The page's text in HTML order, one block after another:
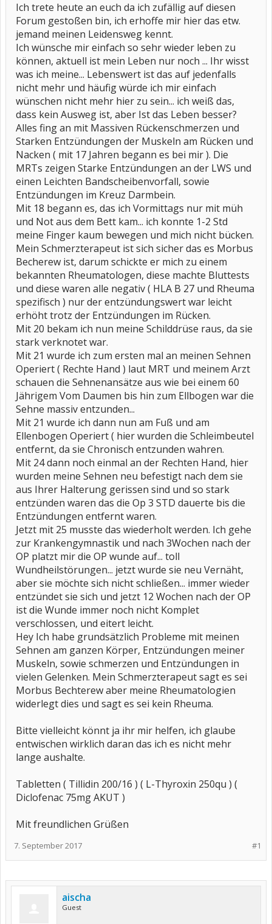
Ich trete heute an euch da ich zufällig auf diesen
Forum gestoßen bin, ich erhoffe mir hier das etw.
jemand meinen Leidensweg kennt.
Ich wünsche mir einfach so sehr wieder leben zu
können, aktuell ist mein Leben nur noch ... Ihr wisst
was ich meine... Lebenswert ist das auf jedenfalls
nicht mehr und häufig würde ich mir einfach
wünschen nicht mehr hier zu sein... ich weiß das,
dass kein Ausweg ist, aber Ist das Leben besser?
Alles fing an mit Massiven Rückenschmerzen und
Starken Entzündungen der Muskeln am Rücken und
Nacken ( mit 17 Jahren begann es bei mir ). Die
MRTs zeigen Starke Entzündungen an der LWS und
einen Leichten Bandscheibenvorfall, sowie
Entzündungen im Kreuz Darmbein.
Mit 18 begann es, das ich Vormittags nur mit müh
und Not aus dem Bett kam... ich konnte 1-2 Std
meine Finger kaum bewegen und mich nicht bücken.
Mein Schmerzterapeut ist sich sicher das es Morbus
Becherew ist, darum schickte er mich zu einem
bekannten Rheumatologen, diese machte Bluttests
und diese waren alle negativ ( HLA B 27 und Rheuma
spezifisch ) nur der entzündungswert war leicht
erhöht trotz der Entzündungen im Rücken.
Mit 20 bekam ich nun meine Schilddrüse raus, da sie
stark verknotet war.
Mit 21 wurde ich zum ersten mal an meinen Sehnen
Operiert ( Rechte Hand ) laut MRT und meinem Arzt
schauen die Sehnenansätze aus wie bei einem 60
Jährigem Vom Daumen bis hin zum Ellbogen war die
Sehne massiv entzunden...
Mit 21 wurde ich dann nun am Fuß und am
Ellenbogen Operiert ( hier wurden die Schleimbeutel
entfernt, da sie Chronisch entzunden wahren.
Mit 24 dann noch einmal an der Rechten Hand, hier
wurden meine Sehnen neu befestigt nach dem sie
aus Ihrer Halterung gerissen sind und so stark
entzünden waren das die Op 3 STD dauerte bis die
Entzündungen entfernt waren.
Jetzt mit 25 musste das wiederholt werden. Ich gehe
zur Krankengymnastik und nach 3Wochen nach der
OP platzt mir die OP wunde auf... toll
Wundheilstörungen... jetzt wurde sie neu Vernäht,
aber sie möchte sich nicht schließen... immer wieder
entzündet sie sich und jetzt 12 Wochen nach der OP
ist die Wunde immer noch nicht Komplet
verschlossen, und eitert leicht.
Hey Ich habe grundsätzlich Probleme mit meinen
Sehnen am ganzen Körper, Entzündungen meiner
Muskeln, sowie schmerzen und Entzündungen in
vielen Gelenken. Mein Schmerzterapeut sagt es sei
Morbus Bechterew aber meine Rheumatologien
widerlegt dies und sagt es sei kein Rheuma.
Bitte vielleicht könnt ja ihr mir helfen, ich glaube
entwischen wirklich daran das ich es nicht mehr
lange aushalte.
Tabletten ( Tillidin 200/16 ) ( L-Thyroxin 250qu ) (
Diclofenac 75mg AKUT )
Mit freundlichen Grüßen
#1
7. September 2017
aischa
Guest